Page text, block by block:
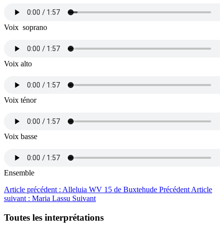
Voix soprano
Voix alto
Voix ténor
Voix basse
Ensemble
Article précédent : Alleluia WV 15 de Buxtehude Précédent Article
suivant : Maria Lassu Suivant
Toutes les interprétations